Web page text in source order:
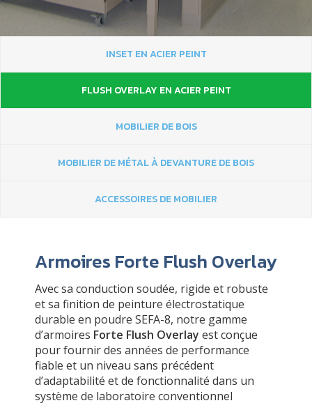
INSET EN ACIER PEINT
FLUSH OVERLAY EN ACIER PEINT
MOBILIER DE BOIS
MOBILIER DE MÉTAL À DEVANTURE DE BOIS
ACCESSOIRES DE MOBILIER
Armoires Forte Flush Overlay
Avec sa conduction soudée, rigide et robuste
et sa finition de peinture électrostatique
durable en poudre SEFA-8, notre gamme
d’armoires Forte Flush Overlay est conçue
pour fournir des années de performance
fiable et un niveau sans précédent
d’adaptabilité et de fonctionnalité dans un
système de laboratoire conventionnel